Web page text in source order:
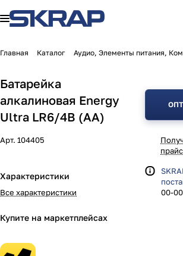
Главная Каталог Аудио, Элементы питания,
Батарейка
алкалиновая Energy
Ultra LR6/4B (АА)
Арт. 104405
Характеристики
Все характеристики
Купите на маркетплейсах
прайс
00-00